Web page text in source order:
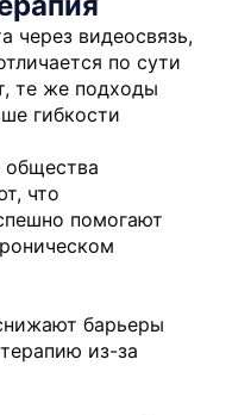
через видеосвязь,
по сути
те же подходы
гибкости
общества
что
помогают
барьеры
из-за